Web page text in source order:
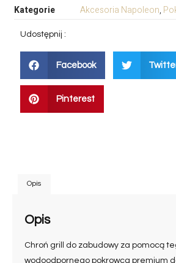
Kategorie
Akcesoria Napoleon,
Udostępnij :
Facebook
Pinterest
Opis
Opis
Chroń grill do zabudowy za pomocą
wodoodpornego pokrowca premium